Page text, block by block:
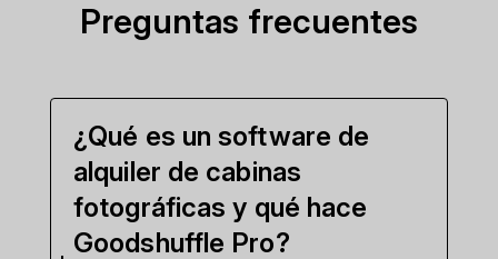
Preguntas frecuentes
¿Qué es un software de
alquiler de cabinas
fotográficas y qué hace
Goodshuffle Pro?